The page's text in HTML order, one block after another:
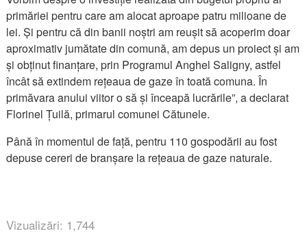
primăriei pentru care am alocat aproape patru milioane de
lei. Și pentru că din banii noștri am reușit să acoperim doar
aproximativ jumătate din comună, am depus un proiect și am
și obținut finanțare, prin Programul Anghel Saligny, astfel
încât să extindem rețeaua de gaze în toată comuna. În
primăvara anului viitor o să și înceapă lucrările”, a declarat
Florinel Țuilă, primarul comunei Cătunele.
Până în momentul de față, pentru 110 gospodării au fost
depuse cereri de branșare la rețeaua de gaze naturale.
Vizualizări: 1,744